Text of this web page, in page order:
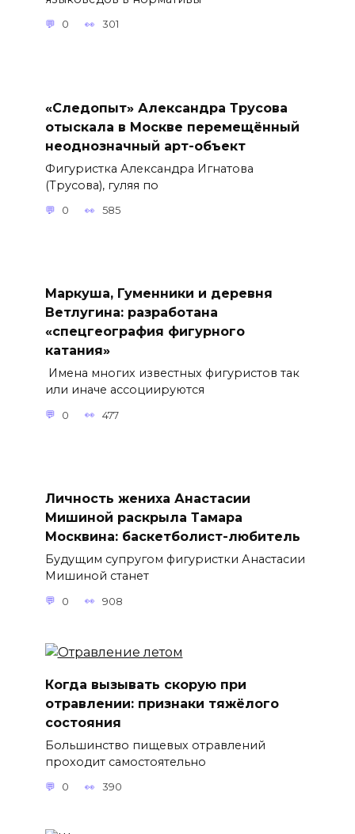
0 301
«Следопыт» Александра Трусова
отыскала в Москве перемещённый
неоднозначный арт-объект
Фигуристка Александра Игнатова
(Трусова), гуляя по
0 585
Маркуша, Гуменники и деревня
Ветлугина: разработана
«спецгеография фигурного
катания»
Имена многих известных фигуристов так
или иначе ассоциируются
0 477
Личность жениха Анастасии
Мишиной раскрыла Тамара
Москвина: баскетболист-любитель
Будущим супругом фигуристки Анастасии
Мишиной станет
0 908
Когда вызывать скорую при
отравлении: признаки тяжёлого
состояния
Большинство пищевых отравлений
проходит самостоятельно
0 390